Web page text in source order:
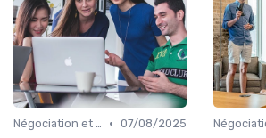
Négociation et persuasion • 07/08/2025